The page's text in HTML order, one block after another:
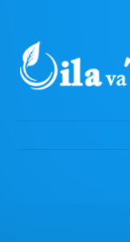
Бош саҳифа